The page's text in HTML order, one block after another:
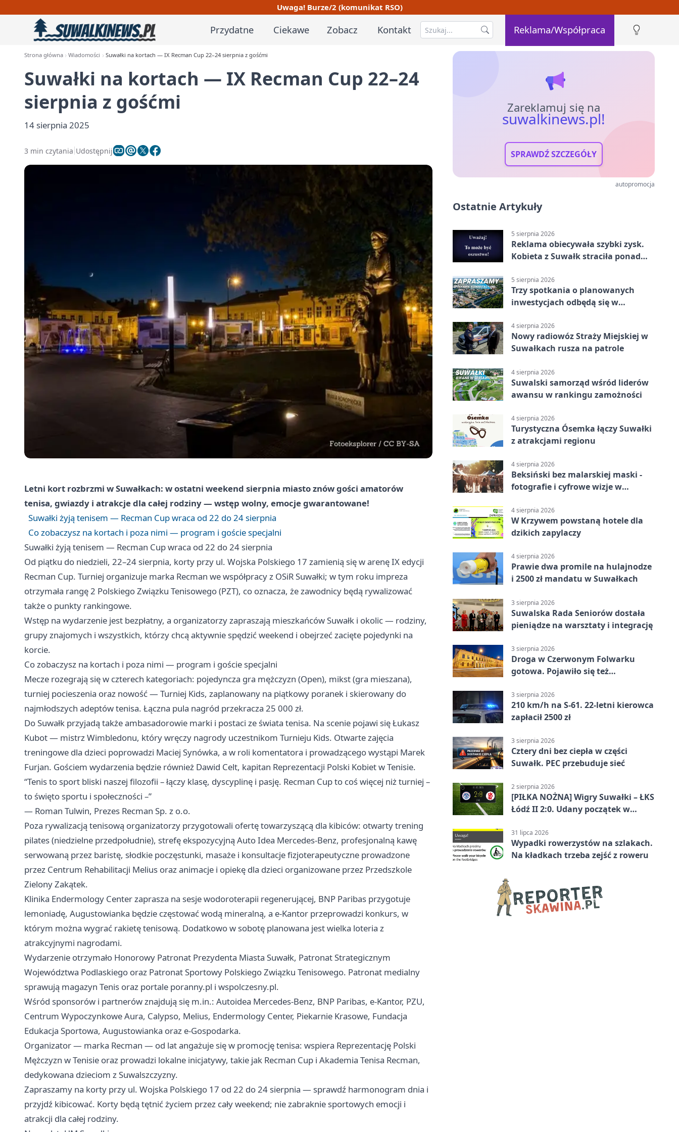
Uwaga! Burze/2 (komunikat RSO)
Przydatne Ciekawe Zobacz Kontakt Reklama/Współpraca
Strona główna Wiadomości Suwałki na kortach — IX Recman Cup 22–24 sierpnia z gośćmi
Suwałki na kortach — IX Recman Cup 22–24
sierpnia z gośćmi
14 sierpnia 2025
3 min czytania Udostępnij
Letni kort rozbrzmi w Suwałkach: w ostatni weekend sierpnia miasto znów gości amatorów
tenisa, gwiazdy i atrakcje dla całej rodziny — wstęp wolny, emocje gwarantowane!
Suwałki żyją tenisem — Recman Cup wraca od 22 do 24 sierpnia
Co zobaczysz na kortach i poza nimi — program i goście specjalni
Suwałki żyją tenisem — Recman Cup wraca od 22 do 24 sierpnia
Od piątku do niedzieli, 22–24 sierpnia, korty przy ul. Wojska Polskiego 17 zamienią się w arenę IX edycji
Recman Cup. Turniej organizuje marka Recman we współpracy z OSiR Suwałki; w tym roku impreza
otrzymała rangę 2 Polskiego Związku Tenisowego (PZT), co oznacza, że zawodnicy będą rywalizować
także o punkty rankingowe.
Wstęp na wydarzenie jest bezpłatny, a organizatorzy zapraszają mieszkańców Suwałk i okolic — rodziny,
grupy znajomych i wszystkich, którzy chcą aktywnie spędzić weekend i obejrzeć zacięte pojedynki na
korcie.
Co zobaczysz na kortach i poza nimi — program i goście specjalni
Mecze rozegrają się w czterech kategoriach: pojedyncza gra mężczyzn (Open), mikst (gra mieszana),
turniej pocieszenia oraz nowość — Turniej Kids, zaplanowany na piątkowy poranek i skierowany do
najmłodszych adeptów tenisa. Łączna pula nagród przekracza 25 000 zł.
Do Suwałk przyjadą także ambasadorowie marki i postaci ze świata tenisa. Na scenie pojawi się Łukasz
Kubot — mistrz Wimbledonu, który wręczy nagrody uczestnikom Turnieju Kids. Otwarte zajęcia
treningowe dla dzieci poprowadzi Maciej Synówka, a w roli komentatora i prowadzącego wystąpi Marek
Furjan. Gościem wydarzenia będzie również Dawid Celt, kapitan Reprezentacji Polski Kobiet w Tenisie.
“Tenis to sport bliski naszej filozofii – łączy klasę, dyscyplinę i pasję. Recman Cup to coś więcej niż turniej –
to święto sportu i społeczności –”
— Roman Tulwin, Prezes Recman Sp. z o.o.
Poza rywalizacją tenisową organizatorzy przygotowali ofertę towarzyszącą dla kibiców: otwarty trening
pilates (niedzielne przedpołudnie), strefę ekspozycyjną Auto Idea Mercedes‑Benz, profesjonalną kawę
serwowaną przez baristę, słodkie poczęstunki, masaże i konsultacje fizjoterapeutyczne prowadzone
przez Centrum Rehabilitacji Melius oraz animacje i opiekę dla dzieci organizowane przez Przedszkole
Zielony Zakątek.
Klinika Endermology Center zaprasza na sesje wodoroterapii regenerującej, BNP Paribas przygotuje
lemoniadę, Augustowianka będzie częstować wodą mineralną, a e‑Kantor przeprowadzi konkurs, w
którym można wygrać rakietę tenisową. Dodatkowo w sobotę planowana jest wielka loteria z
atrakcyjnymi nagrodami.
Wydarzenie otrzymało Honorowy Patronat Prezydenta Miasta Suwałk, Patronat Strategicznym
Województwa Podlaskiego oraz Patronat Sportowy Polskiego Związku Tenisowego. Patronat medialny
sprawują magazyn Tenis oraz portale poranny.pl i wspolczesny.pl.
Wśród sponsorów i partnerów znajdują się m.in.: Autoidea Mercedes‑Benz, BNP Paribas, e‑Kantor, PZU,
Centrum Wypoczynkowe Aura, Calypso, Melius, Endermology Center, Piekarnie Krasowe, Fundacja
Edukacja Sportowa, Augustowianka oraz e‑Gospodarka.
Organizator — marka Recman — od lat angażuje się w promocję tenisa: wspiera Reprezentację Polski
Mężczyzn w Tenisie oraz prowadzi lokalne inicjatywy, takie jak Recman Cup i Akademia Tenisa Recman,
dedykowana dzieciom z Suwalszczyzny.
Zapraszamy na korty przy ul. Wojska Polskiego 17 od 22 do 24 sierpnia — sprawdź harmonogram dnia i
przyjdź kibicować. Korty będą tętnić życiem przez cały weekend; nie zabraknie sportowych emocji i
atrakcji dla całej rodziny.
Zareklamuj się na
suwalkinews.pl!
SPRAWDŹ SZCZEGÓŁY
autopromocja
Ostatnie Artykuły
5 sierpnia 2026
Reklama obiecywała szybki zysk.
Kobieta z Suwałk straciła ponad
5 sierpnia 2026
Trzy spotkania o planowanych
inwestycjach odbędą się w
4 sierpnia 2026
Nowy radiowóz Straży Miejskiej w
Suwałkach rusza na patrole
4 sierpnia 2026
Suwalski samorząd wśród liderów
awansu w rankingu zamożności
4 sierpnia 2026
Turystyczna Ósemka łączy Suwałki
z atrakcjami regionu
4 sierpnia 2026
Beksiński bez malarskiej maski -
fotografie i cyfrowe wizje w
4 sierpnia 2026
W Krzywem powstaną hotele dla
dzikich zapylaczy
4 sierpnia 2026
Prawie dwa promile na hulajnodze
i 2500 zł mandatu w Suwałkach
3 sierpnia 2026
Suwalska Rada Seniorów dostała
pieniądze na warsztaty i integrację
3 sierpnia 2026
Droga w Czerwonym Folwarku
gotowa. Pojawiło się też
3 sierpnia 2026
210 km/h na S-61. 22-letni kierowca
zapłacił 2500 zł
3 sierpnia 2026
Cztery dni bez ciepła w części
Suwałk. PEC przebuduje sieć
2 sierpnia 2026
[PIŁKA NOŻNA] Wigry Suwałki – ŁKS
Łódź II 2:0. Udany początek w
31 lipca 2026
Wypadki rowerzystów na szlakach.
Na kładkach trzeba zejść z roweru